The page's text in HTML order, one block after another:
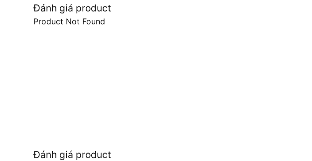
Đánh giá product
Product Not Found
Đánh giá product